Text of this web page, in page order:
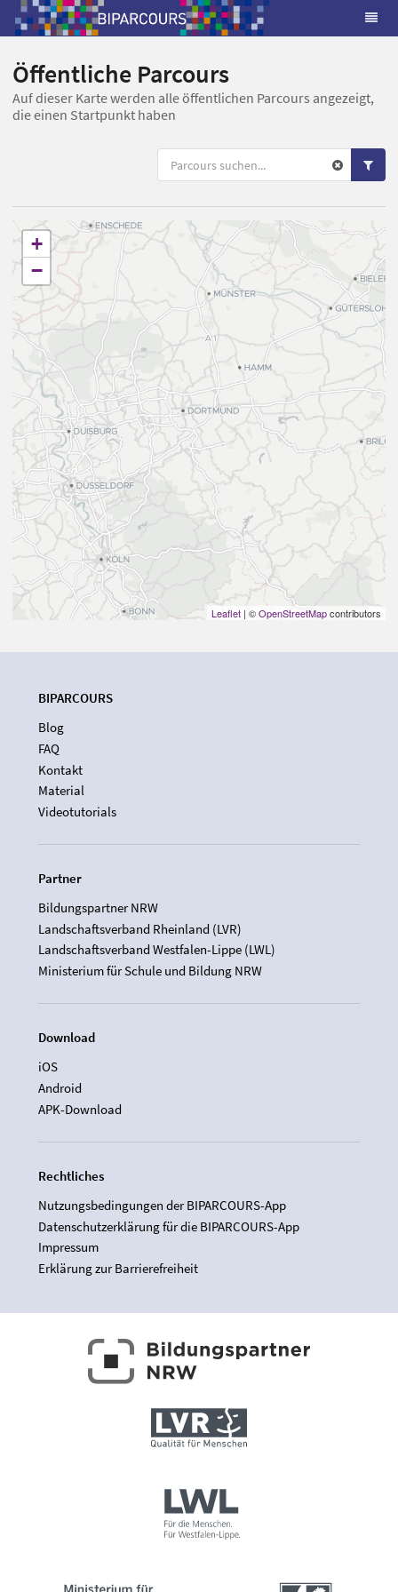
Öffentliche Parcours
Auf dieser Karte werden alle öffentlichen Parcours angezeigt,
die einen Startpunkt haben
+
−
Leaflet | ©OpenStreetMapcontributors
BIPARCOURS
Blog
FAQ
Kontakt
Material
Videotutorials
Partner
Bildungspartner NRW
Landschaftsverband Rheinland (LVR)
Landschaftsverband Westfalen-Lippe (LWL)
Ministerium für Schule und Bildung NRW
Download
iOS
Android
APK-Download
Rechtliches
Nutzungsbedingungen der BIPARCOURS-App
Datenschutzerklärung für die BIPARCOURS-App
Impressum
Erklärung zur Barrierefreiheit